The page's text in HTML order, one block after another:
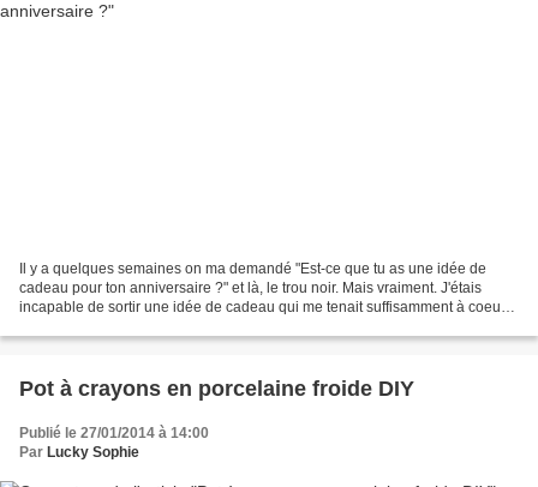
Il y a quelques semaines on ma demandé "Est-ce que tu as une idée de
cadeau pour ton anniversaire ?" et là, le trou noir. Mais vraiment. J'étais
incapable de sortir une idée de cadeau qui me tenait suffisamment à coeur
Pot à crayons en porcelaine froide DIY
Publié le 27/01/2014 à 14:00
Par Lucky Sophie